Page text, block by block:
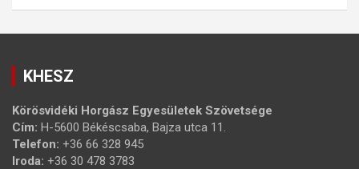
KHESZ
Körösvidéki Horgász Egyesületek Szövetsége
Cím: H-5600 Békéscsaba, Bajza utca 11.
Telefon: +36 66 328 945
Iroda: +36 30 478 3783